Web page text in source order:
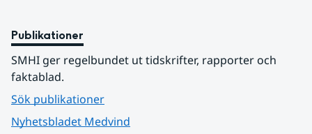
Publikationer
SMHI ger regelbundet ut tidskrifter, rapporter och
faktablad.
Sök publikationer
Nyhetsbladet Medvind